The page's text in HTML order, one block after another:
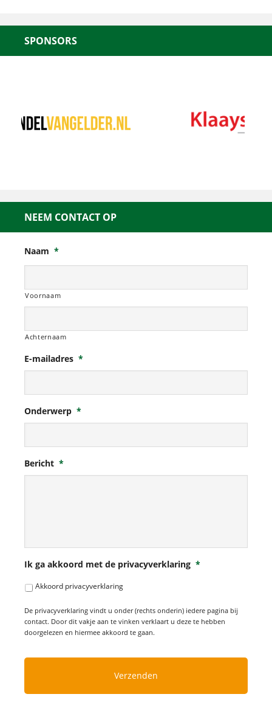
SPONSORS
NEEM CONTACT OP
Naam *
Voornaam
Achternaam
E-mailadres *
Onderwerp *
Bericht *
Ik ga akkoord met de privacyverklaring *
Akkoord privacyverklaring
De privacyverklaring vindt u onder (rechts onderin) iedere pagina bij
contact. Door dit vakje aan te vinken verklaart u deze te hebben
doorgelezen en hiermee akkoord te gaan.